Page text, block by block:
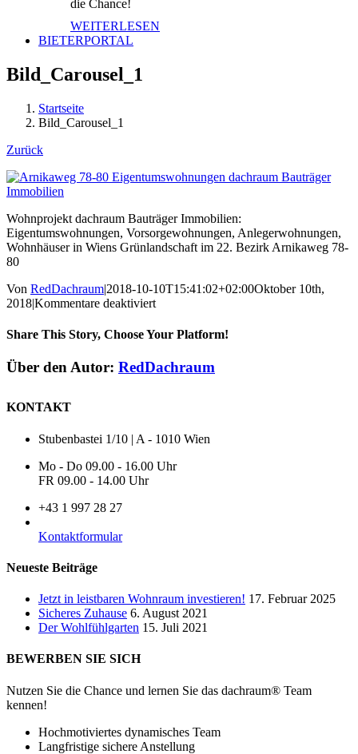
die Chance!
WEITERLESEN
BIETERPORTAL
Bild_Carousel_1
Startseite
Bild_Carousel_1
Zurück
Wohnprojekt dachraum Bauträger Immobilien:
Eigentumswohnungen, Vorsorgewohnungen, Anlegerwohnungen,
Wohnhäuser in Wiens Grünlandschaft im 22. Bezirk Arnikaweg 78-
80
Von RedDachraum|2018-10-10T15:41:02+02:00Oktober 10th,
2018|Kommentare deaktiviertfür
Share This Story, Choose Your Platform!
Facebook
X
Reddit
LinkedIn
WhatsApp
Tumblr
Pinterest
Vk
E-
Über den Autor: RedDachraum
KONTAKT
Stubenbastei 1/10 | A - 1010 Wien
Mo - Do 09.00 - 16.00 Uhr
FR 09.00 - 14.00 Uhr
+43 1 997 28 27
Kontaktformular
Neueste Beiträge
Jetzt in leistbaren Wohnraum investieren! 17. Februar 2025
Sicheres Zuhause 6. August 2021
Der Wohlfühlgarten 15. Juli 2021
BEWERBEN SIE SICH
Nutzen Sie die Chance und lernen Sie das dachraum® Team
kennen!
Hochmotiviertes dynamisches Team
Langfristige sichere Anstellung